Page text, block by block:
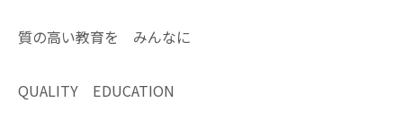
質の高い教育を みんなに
QUALITY EDUCATION